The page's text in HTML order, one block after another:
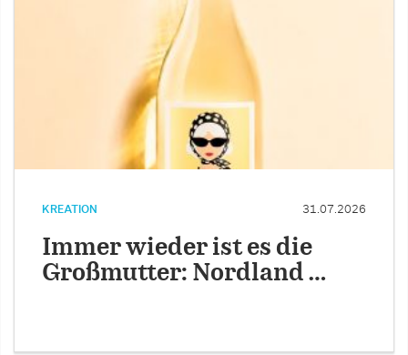
KREATION 31.07.2026
Immer wieder ist es die
Großmutter: Nordland …